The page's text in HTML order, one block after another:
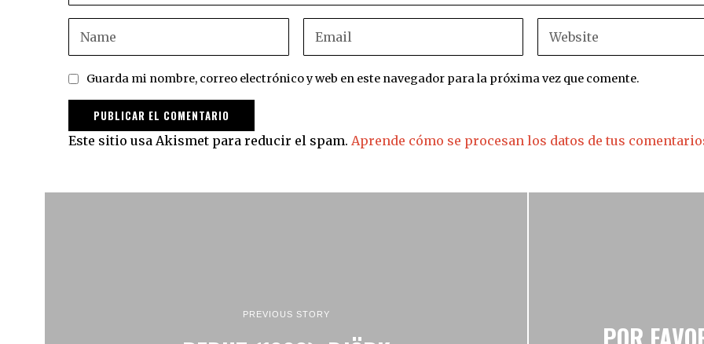
Guarda mi nombre, correo electrónico y web en este navegador para la próxima vez que comente.
Este sitio usa Akismet para reducir el spam. Aprende cómo se procesan los datos de tus
PREVIOUS STORY